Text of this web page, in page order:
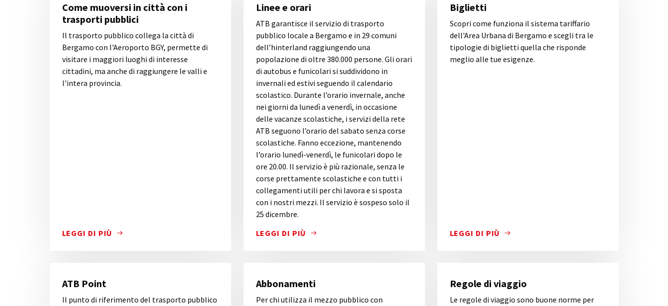
Come muoversi in città con i
trasporti pubblici
Il trasporto pubblico collega la città di
Bergamo con l'Aeroporto BGY, permette di
visitare i maggiori luoghi di interesse
cittadini, ma anche di raggiungere le valli e
l'intera provincia.
LEGGI DI PIÙ
IL TRASPORTO PUBBLICO COLLEGA LA CITTÀ DI BERGAMO CON L'AEROPORTO BGY, PERMETTE DI VISITARE I MAGGIORI LUOGHI DI INTERESSE CITTADINI,
Linee e orari
ATB garantisce il servizio di trasporto
pubblico locale a Bergamo e in 29 comuni
dell’hinterland raggiungendo una
popolazione di oltre 380.000 persone. Gli orari
di autobus e funicolari si suddividono in
invernali ed estivi seguendo il calendario
scolastico. Durante l’orario invernale, anche
nei giorni da lunedì a venerdì, in occasione
delle vacanze scolastiche, i servizi della rete
ATB seguono l’orario del sabato senza corse
scolastiche. Fanno eccezione, mantenendo
l’orario lunedì-venerdì, le funicolari dopo le
ore 20.00. Il servizio è più razionale, senza le
corse prettamente scolastiche e con tutti i
collegamenti utili per chi lavora e si sposta
con i nostri mezzi. Il servizio è sospeso solo il
25 dicembre.
LEGGI DI PIÙ
ATB GARANTISCE IL SERVIZIO DI TRASPORTO PUBBLICO LOCALE A BERGAMO E IN 29 COMUNI
Biglietti
Scopri come funziona il sistema tariffario
dell'Area Urbana di Bergamo e scegli tra le
tipologie di biglietti quella che risponde
meglio alle tue esigenze.
LEGGI DI PIÙ
SCOPRI COME FUNZIONA IL SISTEMA TARIFFARIO
ATB Point
Il punto di riferimento del trasporto pubblico
Abbonamenti
Per chi utilizza il mezzo pubblico con
Regole di viaggio
Le regole di viaggio sono buone norme per